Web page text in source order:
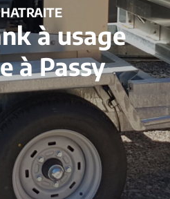
à usage
à Passy